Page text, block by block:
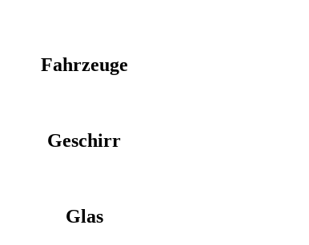
Fahrzeuge
Geschirr
Glas